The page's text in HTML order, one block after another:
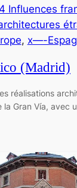
Influences
, x—-
(Madrid)
réalisations
la Gran Vía, avec